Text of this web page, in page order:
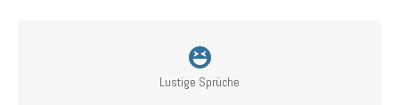
Lustige Sprüche